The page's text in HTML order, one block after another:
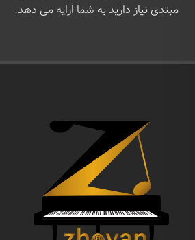
مبتدی نیاز دارید به شما ارایه می دهد.